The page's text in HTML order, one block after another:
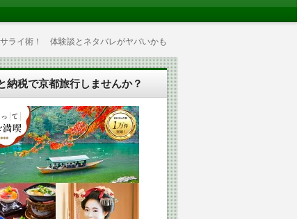
ライ術！ 体験談とネタバレがヤバいかも
納税で京都旅行しませんか？